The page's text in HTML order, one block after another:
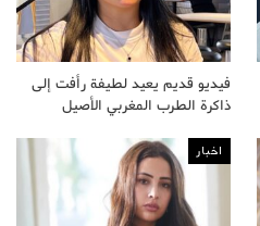
فيديو قديم يعيد لطيفة رأفت إلى
ذاكرة الطرب المغربي الأصيل
اخبار